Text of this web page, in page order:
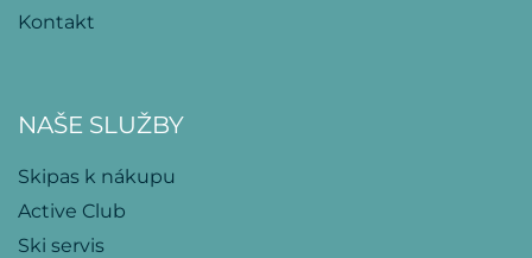
Kontakt
NAŠE SLUŽBY
Skipas k nákupu
Active Club
Ski servis